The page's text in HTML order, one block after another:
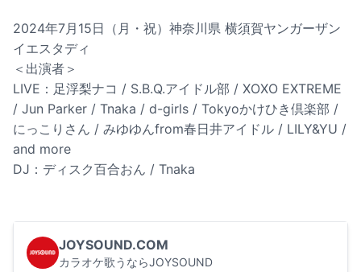
2024年7月15日（月・祝）神奈川県 横須賀ヤンガーザン
イエスタディ
＜出演者＞
LIVE：足浮梨ナコ / S.B.Q.アイドル部 / XOXO EXTREME
/ Jun Parker / Tnaka / d-girls / Tokyoかけひき倶楽部 /
にっこりさん / みゆゆんfrom春日井アイドル / LILY&YU /
and more
DJ：ディスク百合おん / Tnaka
JOYSOUND.COM
カラオケ歌うならJOYSOUND